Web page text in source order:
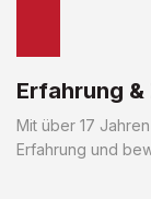
Erfahrung
Mit über 17
Erfahrung und